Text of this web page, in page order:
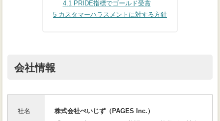
4.1PRIDE指標でゴールド受賞
5 カスタマーハラスメントに対する方針
会社情報
社名
株式会社ぺいじず（PAGES Inc.）